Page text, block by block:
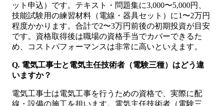
ット申込）です。テキスト・問題集に3,000〜5,000円、
技能試験用の練習材料（電線・器具セット）に1〜2万円
程度かかります。合計で2〜3万円前後の初期投資が目安
です。資格取得後は職場の資格手当でカバーできるた
め、コストパフォーマンスは非常に高いといえます。
Q. 電気工事士と電気主任技術者（電験三種）はどう違
いますか？
電気工事士は電気工事を行うための資格で、実際に配
線・設備の施工を担います。電気主任技術者（電験三